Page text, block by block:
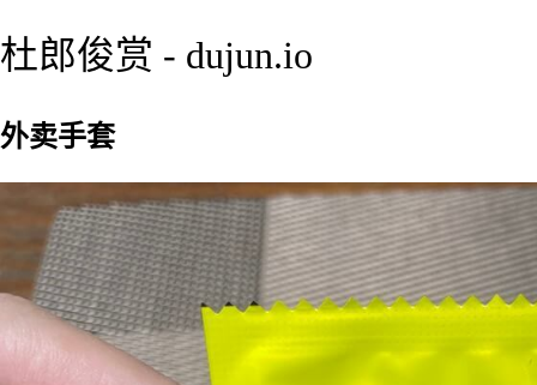
杜郎俊赏 - dujun.io
外卖手套